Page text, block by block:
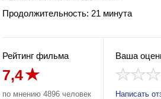
Продолжительность: 21 минута
Рейтинг фильма
7,4
по мнению 4896 человек
Ваша
Написать